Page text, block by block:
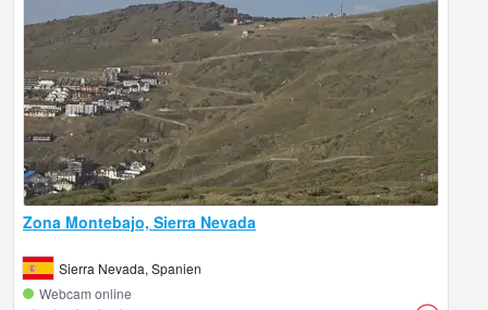
Zona Montebajo, Sierra Nevada
Sierra Nevada, Spanien
Webcam online